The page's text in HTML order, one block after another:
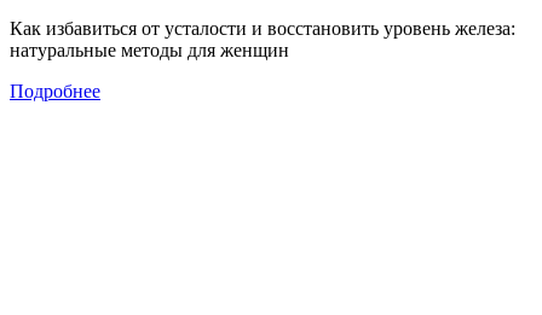
Как избавиться от усталости и восстановить уровень железа:
натуральные методы для женщин
Подробнее